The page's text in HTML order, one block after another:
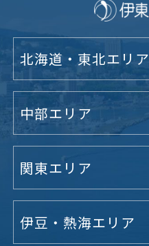
北海道・東北エリア
中部エリア
関東エリア
伊豆・熱海エリア